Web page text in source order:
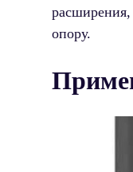
расширения,
опору.